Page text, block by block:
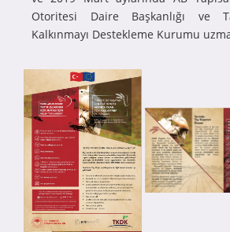
Otoritesi Daire Başkanlığı ve
Kalkınmayı Destekleme Kurumu